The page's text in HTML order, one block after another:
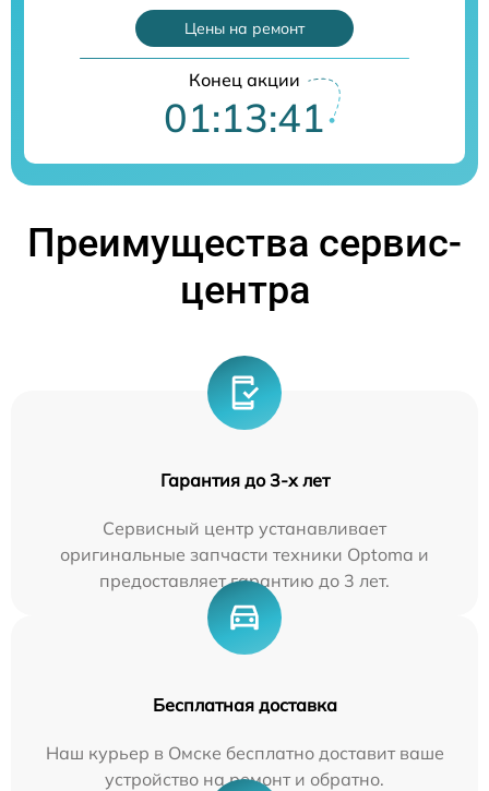
Цены на ремонт
Конец акции
01:13:41
Преимущества сервис-
центра
Гарантия до 3-х лет
Сервисный центр устанавливает
оригинальные запчасти техники Optoma и
предоставляет гарантию до 3 лет.
Бесплатная доставка
Наш курьер в Омске бесплатно доставит ваше
устройство на ремонт и обратно.